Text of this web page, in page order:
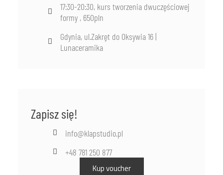
17:30-20:30, kurs tworzenia dwuczęściowej
formy , 650pln
Gdynia, ul.Zakręt do Oksywia 16 |
Lunaceramika
Zapisz się!
info@klapstudio.pl
+48 781 250 877
Kup voucher